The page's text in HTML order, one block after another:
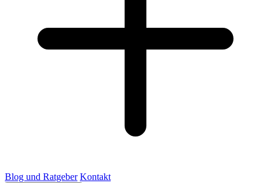
Blog und Ratgeber Kontakt